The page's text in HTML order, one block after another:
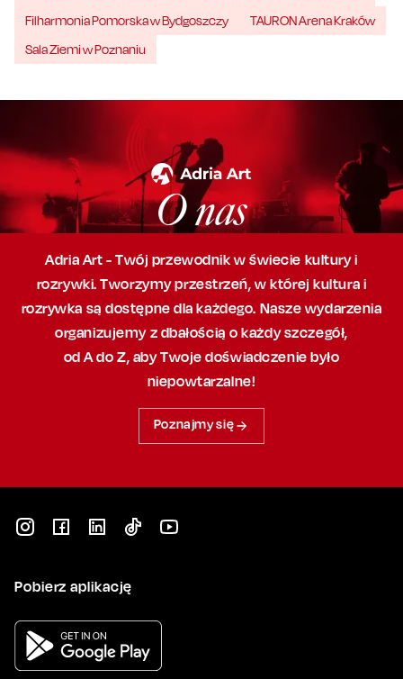
Filharmonia Pomorska w Bydgoszczy
TAURON Arena Kraków
Sala Ziemi w Poznaniu
O nas
Adria Art - Twój przewodnik w świecie kultury i
rozrywki. Tworzymy przestrzeń,w której kultura i
rozrywka są dostępne dla każdego. Nasze wydarzenia
organizujemy z dbałością o każdy szczegół,
od A do Z, abyTwoje doświadczenie było
niepowtarzalne!
Poznajmy się
Pobierz aplikację